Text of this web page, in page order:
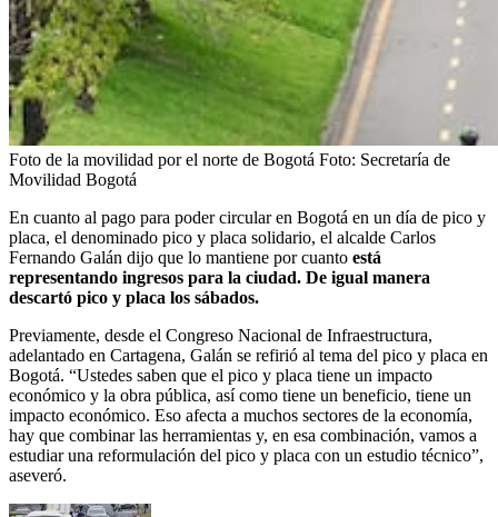
Foto de la movilidad por el norte de Bogotá Foto: Secretaría de
Movilidad Bogotá
En cuanto al pago para poder circular en Bogotá en un día de pico y
placa, el denominado pico y placa solidario, el alcalde Carlos
Fernando Galán dijo que lo mantiene por cuanto está
representando ingresos para la ciudad. De igual manera
descartó pico y placa los sábados.
Previamente, desde el Congreso Nacional de Infraestructura,
adelantado en Cartagena, Galán se refirió al tema del pico y placa en
Bogotá. “Ustedes saben que el pico y placa tiene un impacto
económico y la obra pública, así como tiene un beneficio, tiene un
impacto económico. Eso afecta a muchos sectores de la economía,
hay que combinar las herramientas y, en esa combinación, vamos a
estudiar una reformulación del pico y placa con un estudio técnico”,
aseveró.